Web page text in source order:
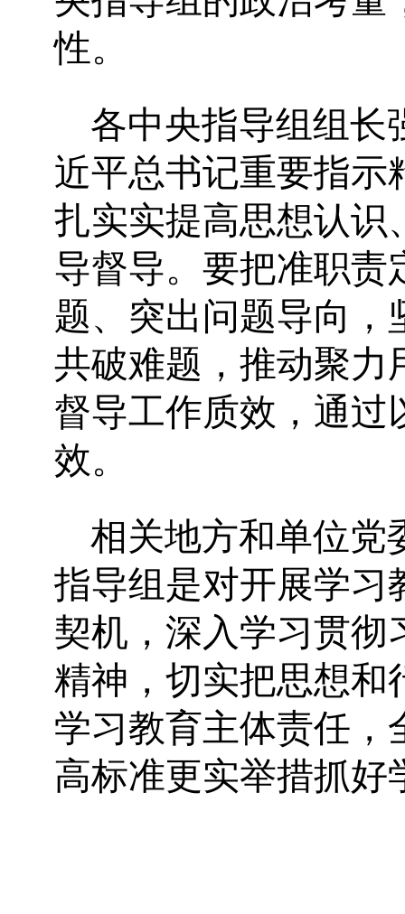
性。
各中央指导组组长
近平总书记重要指示
扎实实提高思想认识
导督导。要把准职责
题、突出问题导向，
共破难题，推动聚力
督导工作质效，通过
效。
相关地方和单位党
指导组是对开展学习
契机，深入学习贯彻
精神，切实把思想和
学习教育主体责任，
高标准更实举措抓好